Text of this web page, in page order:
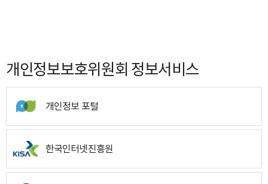
개인정보보호위원회 정보서비스
개인정보 포털
한국인터넷진흥원